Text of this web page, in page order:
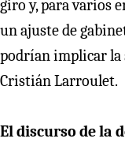
giro y, para varios
un ajuste de
podrían implicar la
Cristián Larroulet.
El discurso de la